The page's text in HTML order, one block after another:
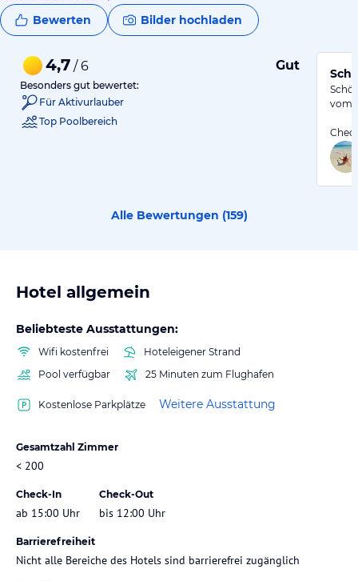
Bewerten Bilder hochladen
4,7 / 6 Gut
Besonders gut bewertet:
Für Aktivurlauber
Top Poolbereich
vom
Alle Bewertungen (159)
Hotel allgemein
Beliebteste Ausstattungen:
Wifi kostenfrei
Hoteleigener Strand
Pool verfügbar
25 Minuten zum Flughafen
Kostenlose Parkplätze Weitere Ausstattung
Gesamtzahl Zimmer
< 200
Check-In
ab 15:00 Uhr
Check-Out
bis 12:00 Uhr
Barrierefreiheit
Nicht alle Bereiche des Hotels sind barrierefrei zugänglich